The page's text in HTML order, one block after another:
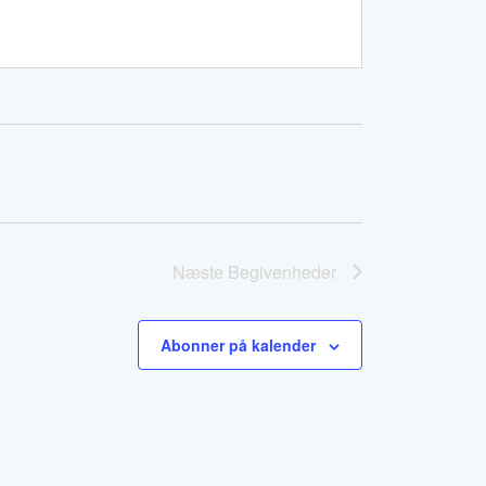
Næste Begivenheder
Abonner på kalender